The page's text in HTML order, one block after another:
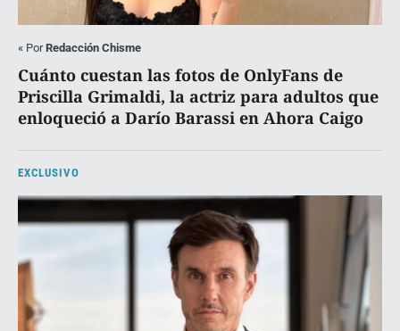
« PorRedacción Chisme
Cuánto cuestan las fotos de OnlyFans de
Priscilla Grimaldi, la actriz para adultos que
enloqueció a Darío Barassi en Ahora Caigo
EXCLUSIVO